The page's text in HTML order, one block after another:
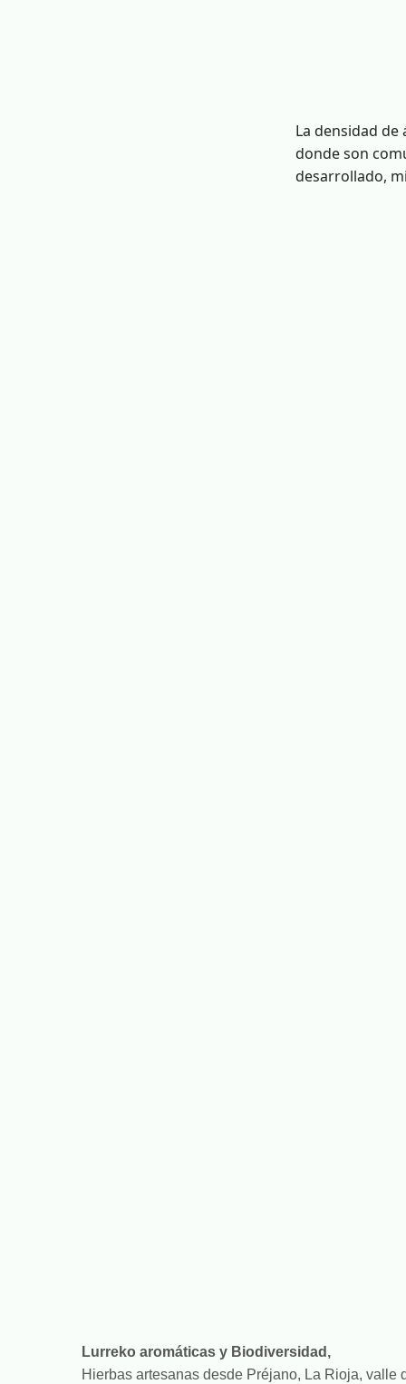
La densidad
donde son
desarrollado,
Lurreko aromáticas y Biodiversidad,
Hierbas artesanas desde Préjano, La Rioja, valle